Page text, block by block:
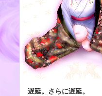
遅延。さらに遅延。